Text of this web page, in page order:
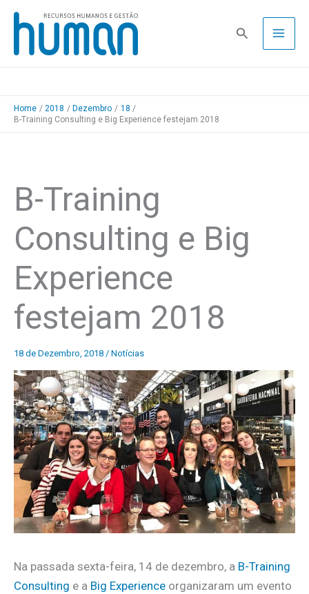
Skip
content
Pesquisa
Home 2018 Dezembro
18
B-Training Consulting e Big Experience festejam 2018
B-Training
Consulting e Big
Experience
festejam 2018
18 de Dezembro, 2018 / Notícias
Na passada sexta-feira, 14 de dezembro, a B-Training
Consulting e a Big Experience organizaram um evento